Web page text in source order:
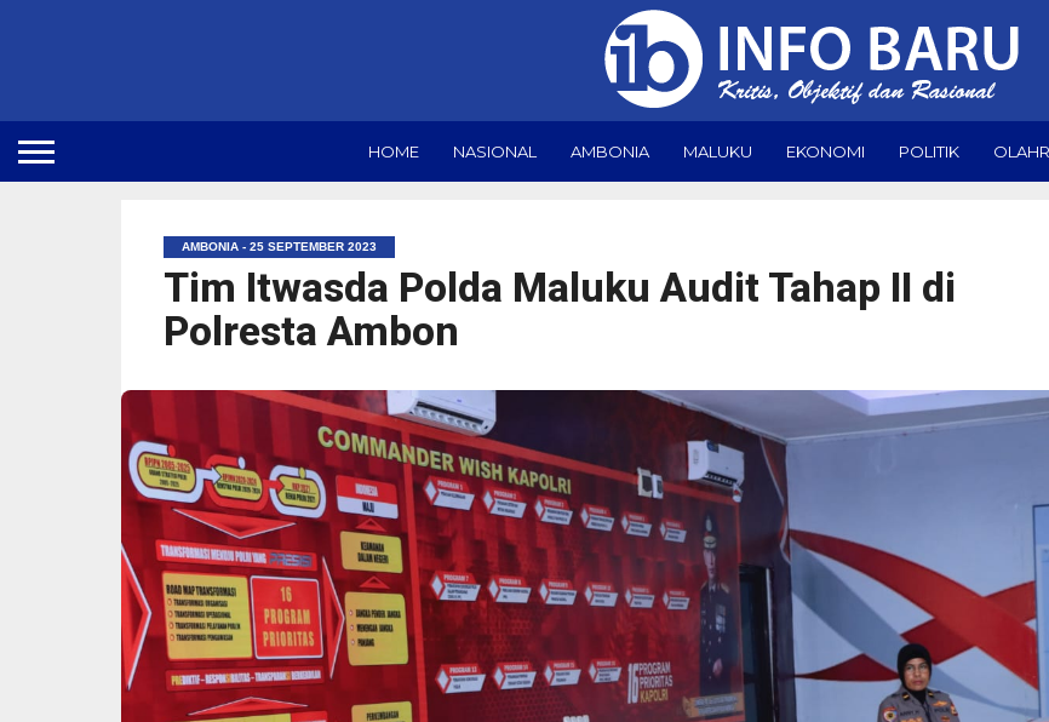
HOME NASIONAL AMBONIA MALUKU EKONOMI POLITIK
AMBONIA - 25 SEPTEMBER 2023
Tim Itwasda Polda Maluku Audit Tahap II di
Polresta Ambon